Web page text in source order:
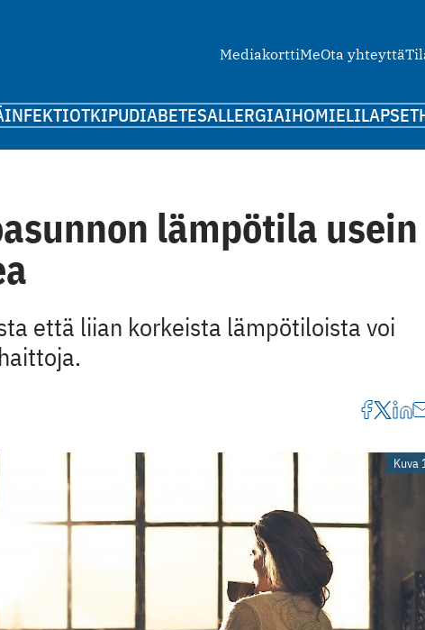
MediakorttiMeOta yhteyttä
INFEKTIOTKIPUDIABETESALLERGIAIHOMIELILAPSET
lämpötila usein
että liian korkeista lämpötiloista voi
Kuva